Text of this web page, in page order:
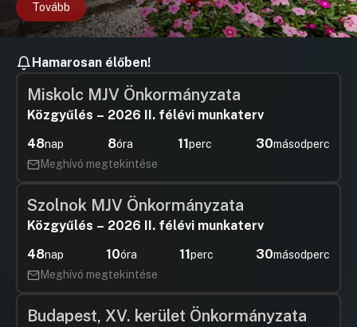
Tovább
Hamarosan élőben!
Miskolc MJV Önkormányzata
Közgyűlés – 2026 II. félévi munkaterv
48nap 8óra 11perc 29másodperc
Meghívó megtekintése
Szolnok MJV Önkormányzata
Közgyűlés – 2026 II. félévi munkaterv
48nap 10óra 11perc 29másodperc
Meghívó megtekintése
Budapest, XV. kerület Önkormányzata